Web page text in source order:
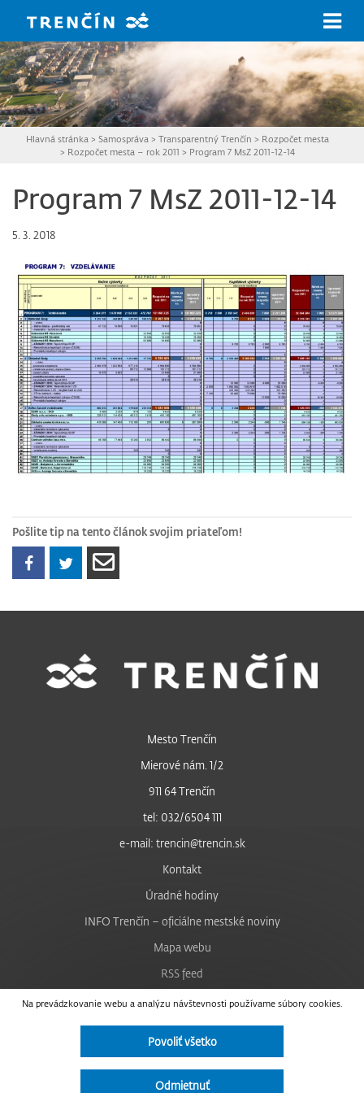
Hlavná stránka > Samospráva > Transparentný Trenčín > Rozpočet mesta
> Rozpočet mesta – rok 2011 > Program 7 MsZ 2011-12-14
Program 7 MsZ 2011-12-14
5. 3. 2018
Pošlite tip na tento článok svojim priateľom!
Na prevádzkovanie webu a analýzu návštevnosti používame súbory cookies.
Povoliť všetko
Odmietnuť
Mesto Trenčín
Mierové nám. 1/2
911 64 Trenčín
tel: 032/6504 111
e-mail: trencin@trencin.sk
Kontakt
Úradné hodiny
INFO Trenčín – oficiálne mestské noviny
Mapa webu
RSS feed
Nastavenie cookies
Facebook
Instagram